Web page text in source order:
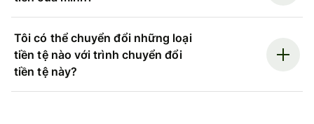
Tôi có thể chuyển đổi những loại
tiền tệ nào với trình chuyển đổi
tiền tệ này?